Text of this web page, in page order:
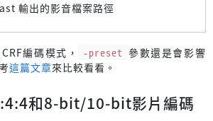
輸出的影音檔案路徑
編碼模式， -preset 參數還是會影響
這篇文章來比較看看。
和8-bit/10-bit影片編碼